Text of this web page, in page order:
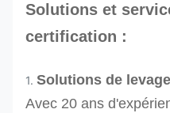
Solutions et
certification :
1. Solutions de levage
Avec 20 ans